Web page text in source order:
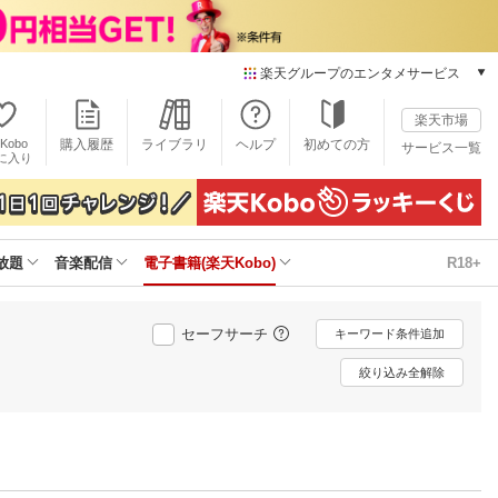
楽天グループのエンタメサービス
本/ゲーム/CD/DVD
楽天ブックス
電子書籍
楽天Kobo
雑誌読み放題
楽天ミュージック
動画配信
楽天TV
動画配信ガイド
入り
購入履歴 ライブラリ ヘルプ 初めての方
楽天市場
サービス一覧
題 音楽配信 電子書籍(楽天Kobo) R18+
セーフサーチ キーワード条件追加
絞り込み全解除